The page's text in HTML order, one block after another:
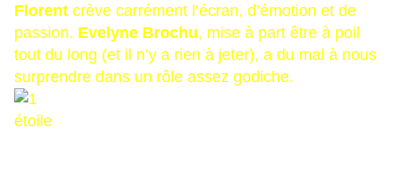
Florent crève carrément l’écran, d’émotion et de
passion. Evelyne Brochu, mise à part être à poil
tout du long (et il n’y a rien à jeter), a du mal à nous
surprendre dans un rôle assez godiche.